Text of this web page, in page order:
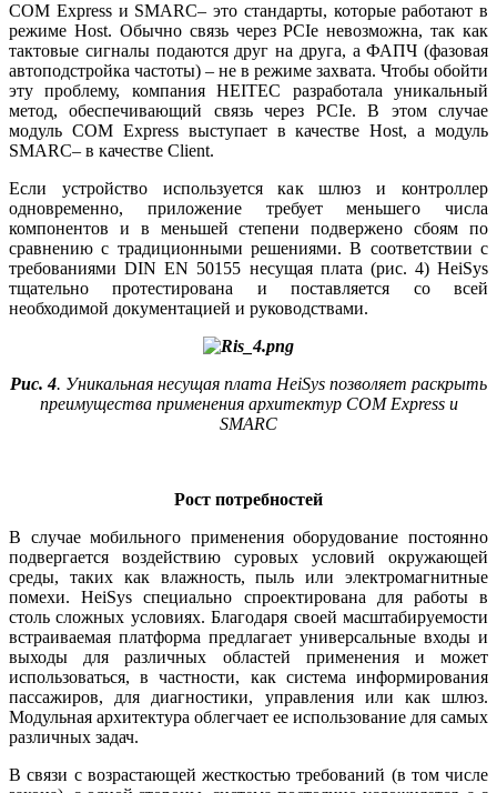
COM Express и SMARC– это стандарты, которые работают в
режиме Host. Обычно связь через PCIe невозможна, так как
тактовые сигналы подаются друг на друга, а ФАПЧ (фазовая
автоподстройка частоты) – не в режиме захвата. Чтобы обойти
эту проблему, компания HEITEC разработала уникальный
метод, обеспечивающий связь через PCIe. В этом случае
модуль COM Express выступает в качестве Host, а модуль
SMARC– в качестве Client.
Если устройство используется как шлюз и контроллер
одновременно, приложение требует меньшего числа
компонентов и в меньшей степени подвержено сбоям по
сравнению с традиционными решениями. В соответствии с
требованиями DIN EN 50155 несущая плата (рис. 4) HeiSys
тщательно протестирована и поставляется со всей
необходимой документацией и руководствами.
Рис. 4. Уникальная несущая плата HeiSys позволяет раскрыть
преимущества применения архитектур COM Express и
SMARC
Рост потребностей
В случае мобильного применения оборудование постоянно
подвергается воздействию суровых условий окружающей
среды, таких как влажность, пыль или электромагнитные
помехи. HeiSys специально спроектирована для работы в
столь сложных условиях. Благодаря своей масштабируемости
встраиваемая платформа предлагает универсальные входы и
выходы для различных областей применения и может
использоваться, в частности, как система информирования
пассажиров, для диагностики, управления или как шлюз.
Модульная архитектура облегчает ее использование для самых
различных задач.
В связи с возрастающей жесткостью требований (в том числе